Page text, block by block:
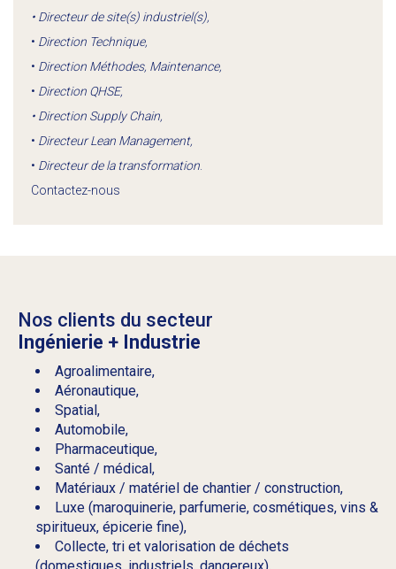
• Directeur de site(s) industriel(s),
• Direction Technique,
• Direction Méthodes, Maintenance,
• Direction QHSE,
• Direction Supply Chain,
• Directeur Lean Management,
• Directeur de la transformation
Contactez-nous
Nos clients du secteur
Ingénierie + Industrie
Agroalimentaire,
Aéronautique,
Spatial,
Automobile,
Pharmaceutique,
Santé / médical,
Matériaux / matériel de chantier / construction,
Luxe (maroquinerie, parfumerie, cosmétiques, vins &
spiritueux, épicerie fine),
Collecte, tri et valorisation de déchets